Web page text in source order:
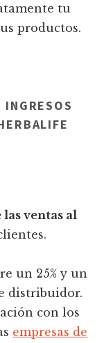
tu
productos.
ventas al
un 25% y un
distribuidor.
con los
empresas de